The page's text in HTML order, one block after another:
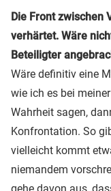
Die Front zwischen
verhärtet. Wäre
Beteiligter
Wäre definitiv eine
wie ich es bei
Wahrheit sagen,
Konfrontation. So
vielleicht kommt
niemandem